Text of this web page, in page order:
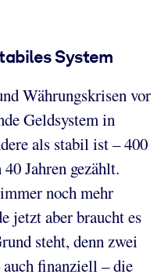
System
Währungskrisen vor
Geldsystem in
als stabil ist – 400
Jahren gezählt.
noch mehr
jetzt aber braucht es
steht, denn zwei
auch finanziell – die